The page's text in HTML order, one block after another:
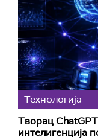
Технологијa
Творац
интелигенција